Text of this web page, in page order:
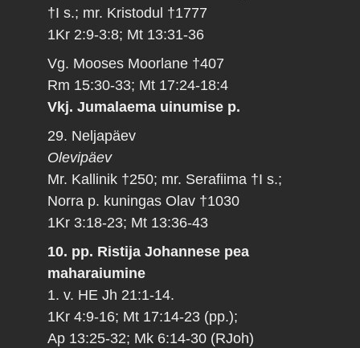
†I s.; mr. Kristodul †1777
1Kr 2:9-3:8; Mt 13:31-36
Vg. Mooses Moorlane †407
Rm 15:30-33; Mt 17:24-18:4
Vkj. Jumalaema uinumise p.
29. Neljapäev
Olevipäev
Mr. Kallinik †250; mr. Serafiima †I s.;
Norra p. kuningas Olav †1030
1Kr 3:18-23; Mt 13:36-43
10. pp. Ristija Johannese pea
maharaiumine
1. v. HE Jh 21:1-14.
1Kr 4:9-16; Mt 17:14-23 (pp.);
Ap 13:25-32; Mk 6:14-30 (RJoh)